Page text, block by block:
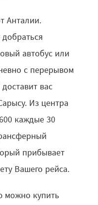
Анталии.
автобус или
с перерывом
вас
Из центра
каждые 30
прибывает
Вашего рейса.
можно купить